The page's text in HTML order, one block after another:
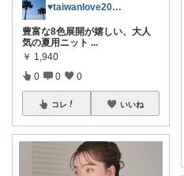
♥taiwanlove2026♥
豊富な8色展開が嬉しい、大人
気の夏用ニット ...
￥ 1,940
0 0 0
コレ いいね